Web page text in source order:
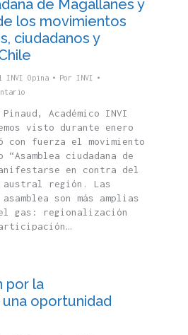
de Magallanes y
los movimientos
ciudadanos y
INVI Opina Por INVI
Académico INVI
visto durante enero
con fuerza el movimiento
“Asamblea ciudadana de
en contra del
austral región. Las
son más amplias
gas: regionalización
por la
oportunidad